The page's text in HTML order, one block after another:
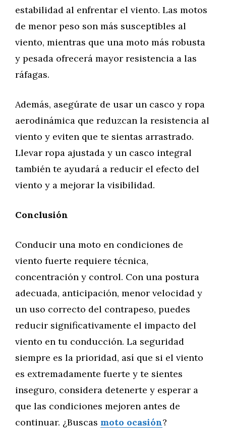
estabilidad al enfrentar el viento. Las motos
de menor peso son más susceptibles al
viento, mientras que una moto más robusta
y pesada ofrecerá mayor resistencia a las
ráfagas.
Además, asegúrate de usar un casco y ropa
aerodinámica que reduzcan la resistencia al
viento y eviten que te sientas arrastrado.
Llevar ropa ajustada y un casco integral
también te ayudará a reducir el efecto del
viento y a mejorar la visibilidad.
Conclusión
Conducir una moto en condiciones de
viento fuerte requiere técnica,
concentración y control. Con una postura
adecuada, anticipación, menor velocidad y
un uso correcto del contrapeso, puedes
reducir significativamente el impacto del
viento en tu conducción. La seguridad
siempre es la prioridad, así que si el viento
es extremadamente fuerte y te sientes
inseguro, considera detenerte y esperar a
que las condiciones mejoren antes de
continuar. ¿Buscas moto ocasión?